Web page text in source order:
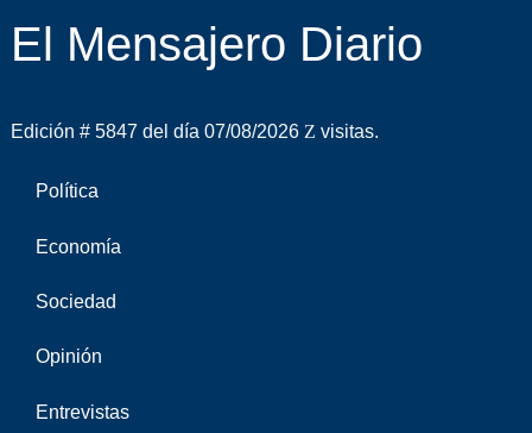
El Mensajero Diario
Edición # 5847 del día 07/08/2026 visitas.
Política
Economía
Sociedad
Opinión
Entrevistas